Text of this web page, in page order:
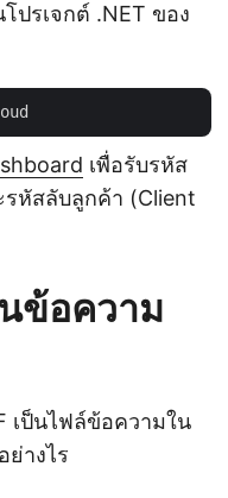
ปรเจกต์ .NET ของ
เพื่อรับรหัส
หัสลับลูกค้า (Client
ข้อความ
เป็นไฟล์ข้อความใน
ย่างไร